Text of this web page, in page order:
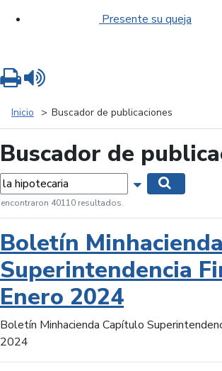
Presente su queja
Inicio Buscador de publicaciones
Buscador de
Mostrar
encontraron 40110 resultados.
Boletín
Superintendencia
Enero 2024
Boletín Minhacienda Capítulo
2024
Imprimir